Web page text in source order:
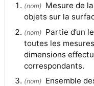
(nom) Mesure de
objets sur la
(nom) Partie d’un
toutes les
dimensions
correspondants.
(nom) Ensemble